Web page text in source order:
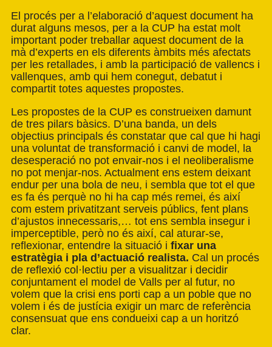
El procés per a l’elaboració d’aquest document ha
durat alguns mesos, per a la CUP ha estat molt
important poder treballar aquest document de la
mà d’experts en els diferents àmbits més afectats
per les retallades, i amb la participació de vallencs i
vallenques, amb qui hem conegut, debatut i
compartit totes aquestes propostes.
Les propostes de la CUP es construeixen damunt
de tres pilars bàsics. D’una banda, un dels
objectius principals és constatar que cal que hi hagi
una voluntat de transformació i canvi de model, la
desesperació no pot envair-nos i el neoliberalisme
no pot menjar-nos. Actualment ens estem deixant
endur per una bola de neu, i sembla que tot el que
es fa és perquè no hi ha cap més remei, és així
com estem privatitzant serveis públics, fent plans
d’ajustos innecessaris,… tot ens sembla insegur i
imperceptible, però no és així, cal aturar-se,
reflexionar, entendre la situació i fixar una
estratègia i pla d’actuació realista. Cal un procés
de reflexió col·lectiu per a visualitzar i decidir
conjuntament el model de Valls per al futur, no
volem que la crisi ens porti cap a un poble que no
volem i és de justícia exigir un marc de referència
consensuat que ens condueixi cap a un horitzó
clar.